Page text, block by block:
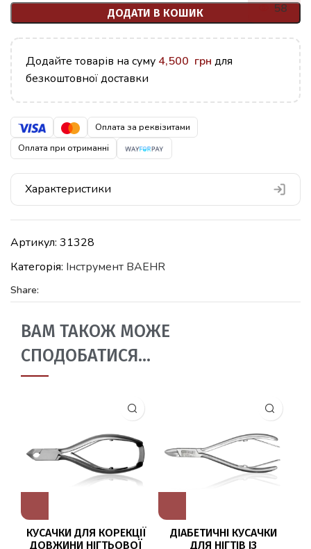
ДОДАТИ В КОШИК 58
Додайте товарів на суму 4,500 грн для
безкоштовної доставки
Оплата за реквізитами
Оплата при отриманні
Характеристики
Артикул: 31328
Категорія: Iнструмент BAEHR
Share:
ВАМ ТАКОЖ МОЖЕ
СПОДОБАТИСЯ…
КУСАЧКИ ДЛЯ КОРЕКЦІЇ
ДОВЖИНИ НІГТЬОВОЇ
ДІАБЕТИЧНІ КУСАЧКИ
ДЛЯ НІГТІВ ІЗ